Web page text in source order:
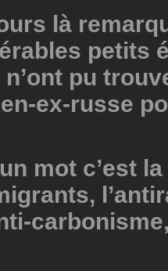
là
petits
pu
ex-russe
mot c’est